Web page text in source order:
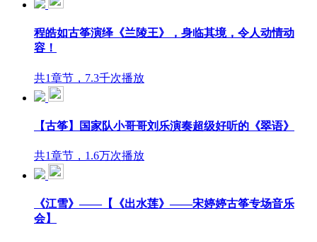
程皓如古筝演绎《兰陵王》，身临其境，令人动情动
容！
共1章节，7.3千次播放
【古筝】国家队小哥哥刘乐演奏超级好听的《翠语》
共1章节，1.6万次播放
《江雪》——【《出水莲》——宋婷婷古筝专场音乐
会】